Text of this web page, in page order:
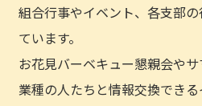
組合行事やイベント、各支部
ています。
お花見バーベキュー懇親会や
業種の人たちと情報交換でき